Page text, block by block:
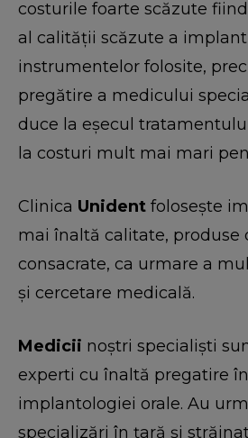
costurile foarte scăzute
al calității scăzute a
instrumentelor folosite,
pregătire a medicului
duce la eșecul
la costuri mult mai mari
Clinica Unident folosește
mai înaltă calitate, produse
consacrate, ca urmare a
și cercetare medicală.
Medicii noștri specialiști
experti cu înaltă pregatire
implantologiei orale. Au
specializări în ţară şi